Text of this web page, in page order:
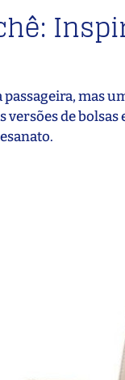
mas
de